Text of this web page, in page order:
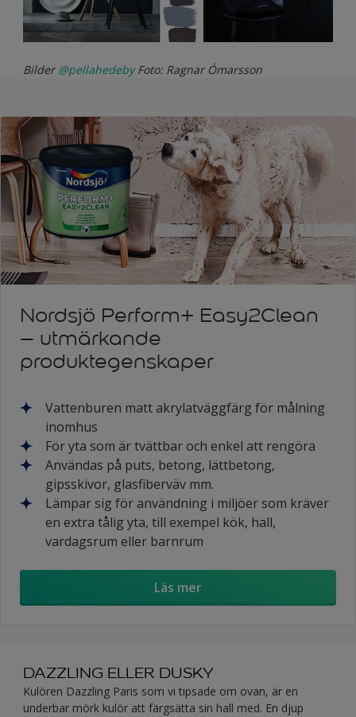
Bilder @pellahedebyFoto: Ragnar Ómarsson
Nordsjö Perform+ Easy2Clean
– utmärkande
produktegenskaper
Vattenburen matt akrylatväggfärg för målning
inomhus
För yta som är tvättbar och enkel att rengöra
Användas på puts, betong, lättbetong,
gipsskivor, glasfiberväv mm.
Lämpar sig för användning i miljöer som kräver
en extra tålig yta, till exempel kök, hall,
vardagsrum eller barnrum
Läs mer
DAZZLING ELLER DUSKY
Kulören Dazzling Paris som vi tipsade om ovan, är en
underbar mörk kulör att färgsätta sin hall med. En djup